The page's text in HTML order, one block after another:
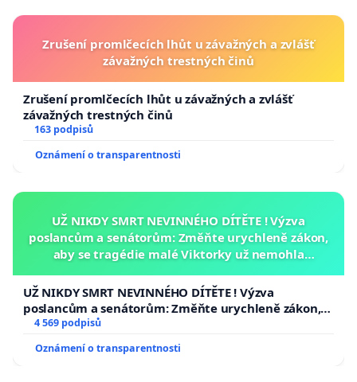
Zrušení promlčecích lhůt u závažných a zvlášť
závažných trestných činů
Zrušení promlčecích lhůt u závažných a zvlášť
závažných trestných činů
163 podpisů
Oznámení o transparentnosti
UŽ NIKDY SMRT NEVINNÉHO DÍTĚTE ! Výzva
poslancům a senátorům: Změňte urychleně zákon,
aby se tragédie malé Viktorky už nemohla
UŽ NIKDY SMRT NEVINNÉHO DÍTĚTE ! Výzva
poslancům a senátorům: Změňte urychleně zákon,
aby se tragédie malé Viktorky už nemohla opakovat!
4 569 podpisů
Oznámení o transparentnosti